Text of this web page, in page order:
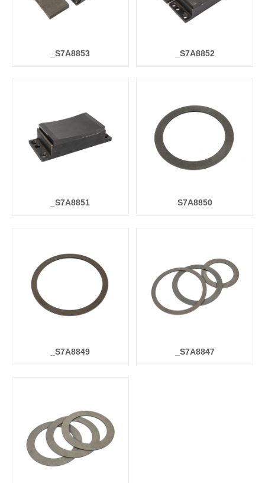
_S7A8853 _S7A8852
_S7A8851 S7A8850
_S7A8849 _S7A8847